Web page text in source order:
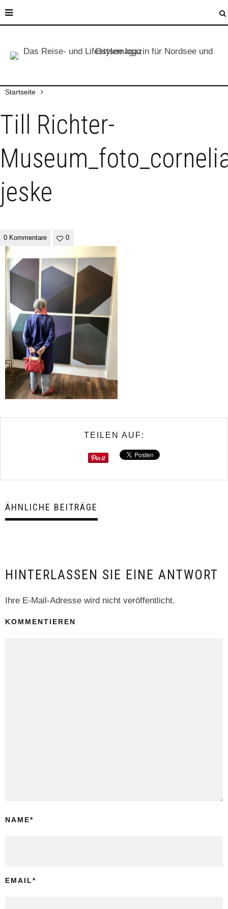
Startseite
Till Richter-
jeske
0 Kommentare 0
TEILEN AUF:
ÄHNLICHE BEITRÄGE
HINTERLASSEN SIE EINE ANTWORT
Ihre E-Mail-Adresse wird nicht veröffentlicht.
KOMMENTIEREN
NAME*
EMAIL*